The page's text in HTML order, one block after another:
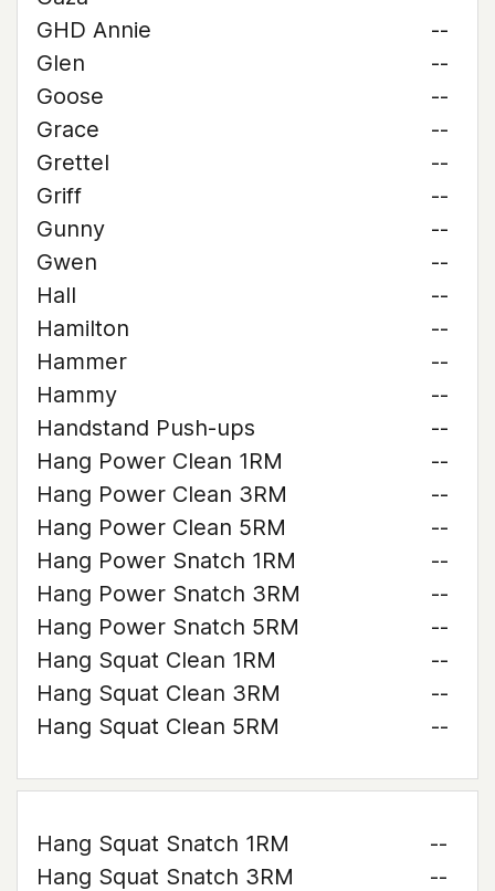
GHD Annie
--
Glen
--
Goose
--
Grace
--
Grettel
--
Griff
--
Gunny
--
Gwen
--
Hall
--
Hamilton
--
Hammer
--
Hammy
--
Handstand Push-ups
--
Hang Power Clean 1RM
--
Hang Power Clean 3RM
--
Hang Power Clean 5RM
--
Hang Power Snatch 1RM
--
Hang Power Snatch 3RM
--
Hang Power Snatch 5RM
--
Hang Squat Clean 1RM
--
Hang Squat Clean 3RM
--
Hang Squat Clean 5RM
--
Hang Squat Snatch 1RM
--
Hang Squat Snatch 3RM
--